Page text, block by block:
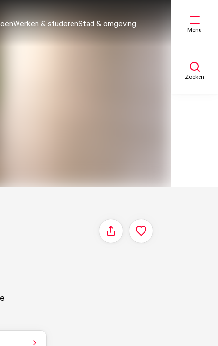
Werken & studerenStad & omgeving
Menu
Zoeken
Delen